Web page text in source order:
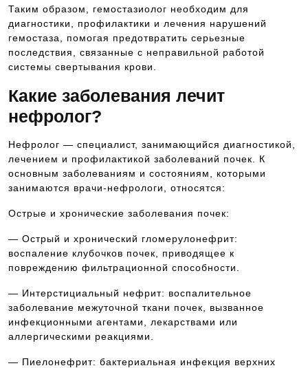
Таким образом, гемостазиолог необходим для
диагностики, профилактики и лечения нарушений
гемостаза, помогая предотвратить серьезные
последствия, связанные с неправильной работой
системы свертывания крови.
Какие заболевания лечит
нефролог?
Нефролог — специалист, занимающийся диагностикой,
лечением и профилактикой заболеваний почек. К
основным заболеваниям и состояниям, которыми
занимаются врачи-нефрологи, относятся:
Острые и хронические заболевания почек:
— Острый и хронический гломерулонефрит:
воспаление клубочков почек, приводящее к
повреждению фильтрационной способности.
— Интерстициальный нефрит: воспалительное
заболевание межуточной ткани почек, вызванное
инфекционными агентами, лекарствами или
аллергическими реакциями.
— Пиелонефрит: бактериальная инфекция верхних